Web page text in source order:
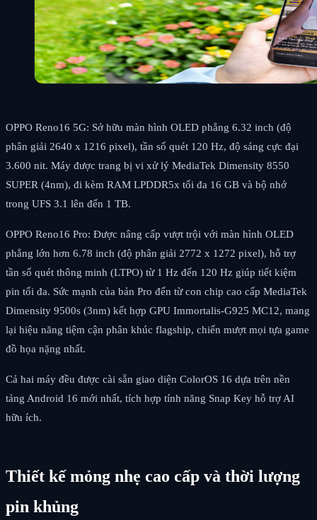
OPPO Reno16 5G: Sở hữu màn hình OLED phẳng 6.32 inch (độ
phân giải 2640 x 1216 pixel), tần số quét 120 Hz, độ sáng cực đại
3.600 nit. Máy được trang bị vi xử lý MediaTek Dimensity 8550
SUPER (4nm), đi kèm RAM LPDDR5x tối đa 16 GB và bộ nhớ
trong UFS 3.1 lên đến 1 TB.
OPPO Reno16 Pro: Được nâng cấp vượt trội với màn hình OLED
phẳng lớn hơn 6.78 inch (độ phân giải 2772 x 1272 pixel), hỗ trợ
tần số quét thông minh (LTPO) từ 1 Hz đến 120 Hz giúp tiết kiệm
pin tối đa. Sức mạnh của bản Pro đến từ con chip cao cấp MediaTek
Dimensity 9500s (3nm) kết hợp GPU Immortalis-G925 MC12, mang
lại hiệu năng tiệm cận phân khúc flagship, chiến mượt mọi tựa game
đồ họa nặng nhất.
Cả hai máy đều được cài sẵn giao diện ColorOS 16 dựa trên nền
tảng Android 16 mới nhất, tích hợp tính năng Snap Key hỗ trợ AI
hữu ích.
Thiết kế mỏng nhẹ cao cấp và thời lượng
pin khủng